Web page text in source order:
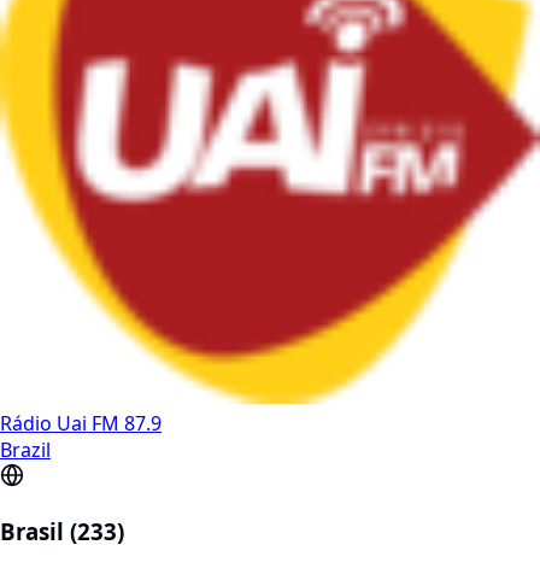
Rádio Uai FM 87.9
Brazil
Brasil (233)